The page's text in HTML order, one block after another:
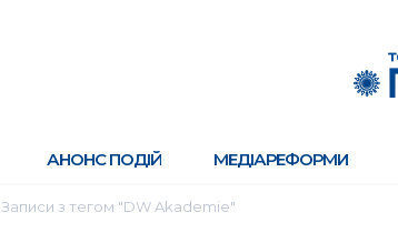
АНОНС ПОДІЙ МЕДІАРЕФОРМИ
Записи з тегом "DW Akademie"